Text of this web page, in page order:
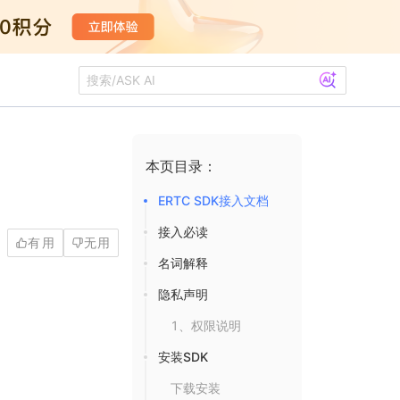
有用 无用
本页目录：
ERTC SDK接入文档
接入必读
名词解释
隐私声明
1、权限说明
安装SDK
下载安装